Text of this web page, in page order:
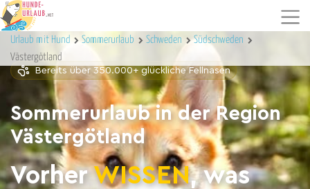
Urlaub mit Hund Sommerurlaub Schweden
Südschweden
Västergötland
Bereits über 350.000+ glückliche Fellnasen
Sommerurlaub in der Region
Västergötland
VorherWISSEN, was